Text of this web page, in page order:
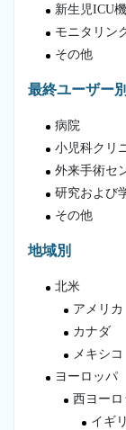
新生児ICU
モニタリン
その他
最終ユーザー別
病院
小児科クリ
外来手術セ
研究および
その他
地域別
北米
アメリカ
カナダ
メキシコ
ヨーロッパ
西ヨーロ
イギ